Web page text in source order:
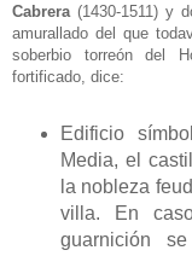
Cabrera (1430-1511) y
amurallado del que
soberbio torreón del
fortificado, dice:
Edificio
Media, el
la nobleza
villa. En
guarnición